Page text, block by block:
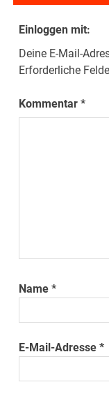
Einloggen mit:
Deine E-Mail-
Erforderliche
Kommentar*
Name*
E-Mail-Adresse*